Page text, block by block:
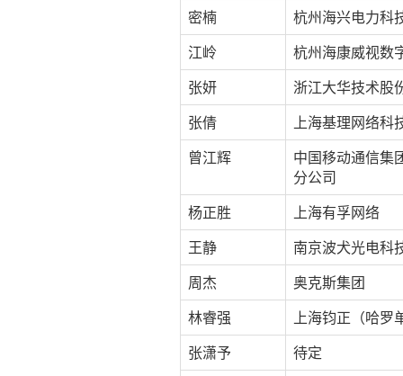
密楠
杭州海兴电力科
江岭
杭州海康威视数
张妍
浙江大华技术股
张倩
上海基理网络科
曾江辉
中国移动通信集
分公司
杨正胜
上海有孚网络
王静
南京波犬光电科
周杰
奥克斯集团
林睿强
上海钧正（哈罗
张潇予
待定